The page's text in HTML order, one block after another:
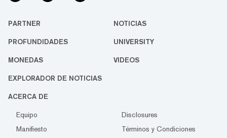
PARTNER NOTICIAS
PROFUNDIDADES UNIVERSITY
MONEDAS VIDEOS
EXPLORADOR DE NOTICIAS
ACERCA DE
Equipo
Disclosures
Manifiesto
Términos y Condiciones